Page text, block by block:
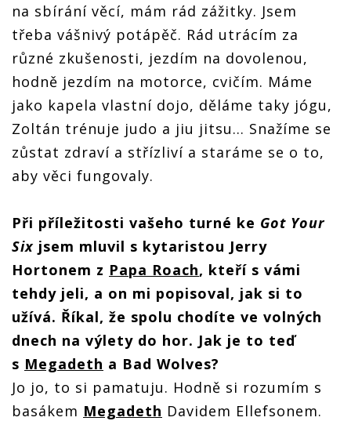
na sbírání věcí, mám rád zážitky. Jsem
třeba vášnivý potápěč. Rád utrácím za
různé zkušenosti, jezdím na dovolenou,
hodně jezdím na motorce, cvičím. Máme
jako kapela vlastní dojo, děláme taky jógu,
Zoltán trénuje judo a jiu jitsu… Snažíme se
zůstat zdraví a střízliví a staráme se o to,
aby věci fungovaly.
Při příležitosti vašeho turné ke Got Your
Six jsem mluvil s kytaristou Jerry
Hortonem z Papa Roach, kteří s vámi
tehdy jeli, a on mi popisoval, jak si to
užívá. Říkal, že spolu chodíte ve volných
dnech na výlety do hor. Jak je to teď
s Megadeth a Bad Wolves?
Jo jo, to si pamatuju. Hodně si rozumím s
basákem Megadeth Davidem Ellefsonem.